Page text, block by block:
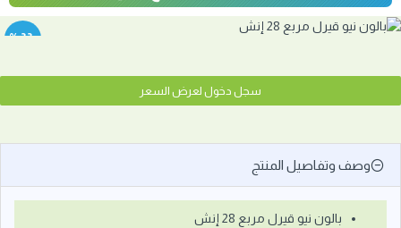
-33 %
سجل دخول لعرض السعر
وصف وتفاصيل المنتج
بالون نيو قيرل مربع 28 إنش